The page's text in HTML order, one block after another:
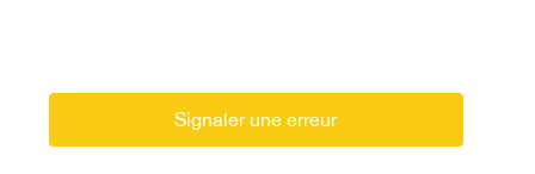
Signaler une erreur